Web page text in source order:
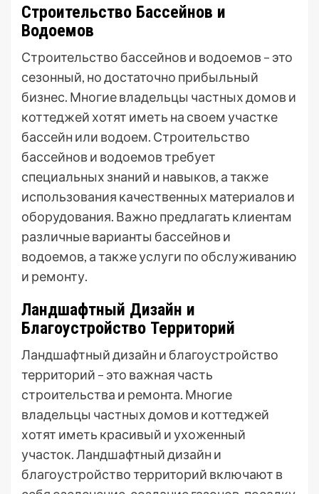
Строительство Бассейнов и
Водоемов
Строительство бассейнов и водоемов – это
сезонный, но достаточно прибыльный
бизнес. Многие владельцы частных домов и
коттеджей хотят иметь на своем участке
бассейн или водоем. Строительство
бассейнов и водоемов требует
специальных знаний и навыков, а также
использования качественных материалов и
оборудования. Важно предлагать клиентам
различные варианты бассейнов и
водоемов, а также услуги по обслуживанию
и ремонту.
Ландшафтный Дизайн и
Благоустройство Территорий
Ландшафтный дизайн и благоустройство
территорий – это важная часть
строительства и ремонта. Многие
владельцы частных домов и коттеджей
хотят иметь красивый и ухоженный
участок. Ландшафтный дизайн и
благоустройство территорий включают в